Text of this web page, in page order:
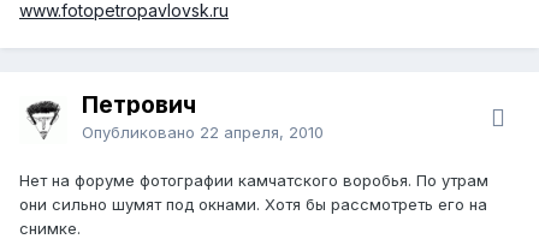
www.fotopetropavlovsk.ru
Петрович
Опубликовано 22 апреля, 2010
Нет на форуме фотографии камчатского воробья. По утрам
они сильно шумят под окнами. Хотя бы рассмотреть его на
снимке.